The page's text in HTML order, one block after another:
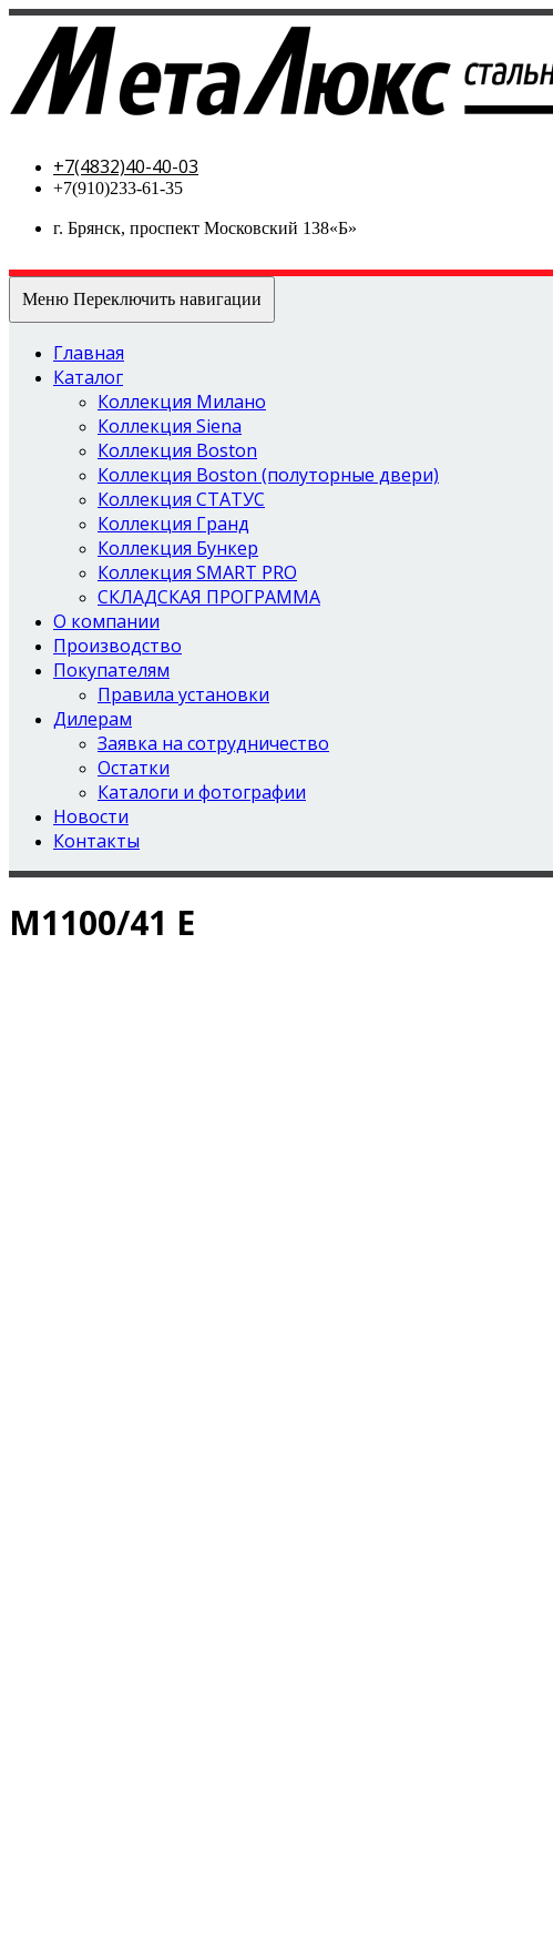
+7(4832)40-40-03
+7(910)233-61-35
г. Брянск, проспект Московский 138«Б»
Меню Переключить навигации
Главная
Каталог
Коллекция Милано
Коллекция Siena
Коллекция Boston
Коллекция Boston (полуторные двери)
Коллекция СТАТУС
Коллекция Гранд
Коллекция Бункер
Коллекция SMART PRO
СКЛАДСКАЯ ПРОГРАММА
О компании
Производство
Покупателям
Правила установки
Дилерам
Заявка на сотрудничество
Остатки
Каталоги и фотографии
Новости
Контакты
М1100/41 E